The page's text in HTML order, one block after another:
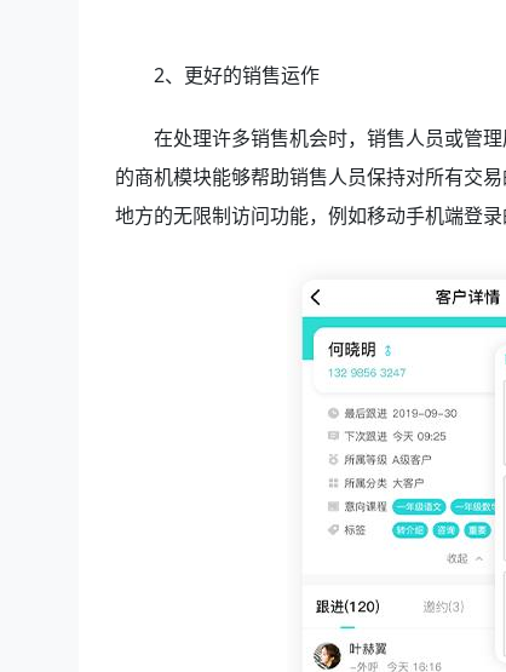
2、更好的销售运作
在处理许多销售机会时，销售人员或管
的商机模块能够帮助销售人员保持对所有交
地方的无限制访问功能，例如移动手机端登录